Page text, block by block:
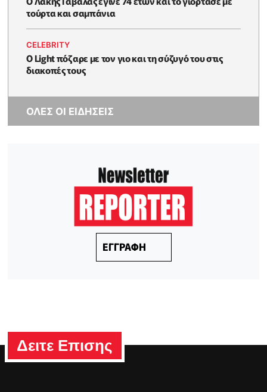
τούρτα και σαμπάνια
CELEBRITY
Ο Light πόζαρε με τον γιο και τη σύζυγό του στις
διακοπές τους
ΟΛΕΣ ΟΙ ΕΙΔΗΣΕΙΣ
ΕΓΓΡΑΦΗ
Δειτε Επισης